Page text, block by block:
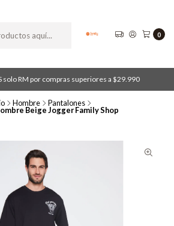
0
solo RM por compras superiores a $29.990
Hombre Pantalones
Beige Jogger Family Shop